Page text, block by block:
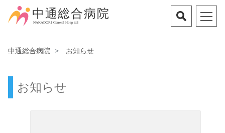
中通総合病院 お知らせ
お知らせ